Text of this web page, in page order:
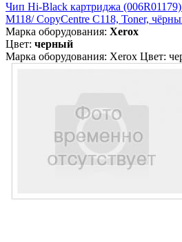
Чип Hi-Black картриджа
M118/ CopyCentre C118, Toner,
Марка оборудования: Xerox
Цвет: черный
Марка оборудования: Xerox Цвет: